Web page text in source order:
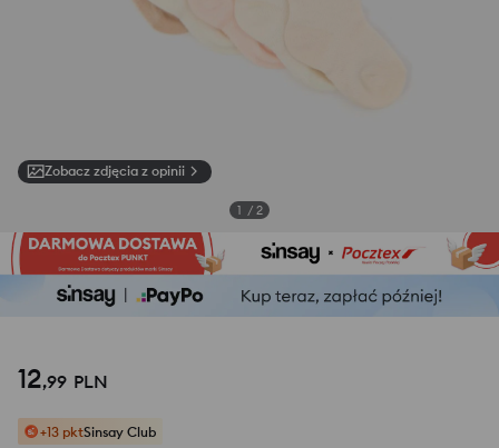
Zobacz zdjęcia z opinii
1 / 2
12,99 PLN
+13 pktSinsay Club